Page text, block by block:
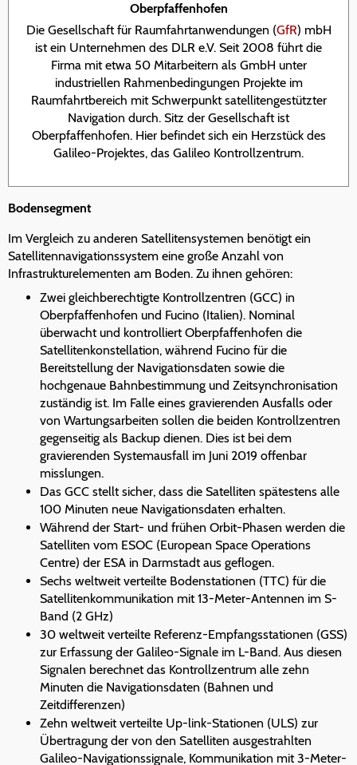
Oberpfaffenhofen
Die Gesellschaft für Raumfahrtanwendungen (GfR) mbH
ist ein Unternehmen des DLR e.V. Seit 2008 führt die
Firma mit etwa 50 Mitarbeitern als GmbH unter
industriellen Rahmenbedingungen Projekte im
Raumfahrtbereich mit Schwerpunkt satellitengestützter
Navigation durch. Sitz der Gesellschaft ist
Oberpfaffenhofen. Hier befindet sich ein Herzstück des
Galileo-Projektes, das Galileo Kontrollzentrum.
Bodensegment
Im Vergleich zu anderen Satellitensystemen benötigt ein
Satellitennavigationssystem eine große Anzahl von
Infrastrukturelementen am Boden. Zu ihnen gehören:
Zwei gleichberechtigte Kontrollzentren (GCC) in
Oberpfaffenhofen und Fucino (Italien). Nominal
überwacht und kontrolliert Oberpfaffenhofen die
Satellitenkonstellation, während Fucino für die
Bereitstellung der Navigationsdaten sowie die
hochgenaue Bahnbestimmung und Zeitsynchronisation
zuständig ist. Im Falle eines gravierenden Ausfalls oder
von Wartungsarbeiten sollen die beiden Kontrollzentren
gegenseitig als Backup dienen. Dies ist bei dem
gravierenden Systemausfall im Juni 2019 offenbar
misslungen.
Das GCC stellt sicher, dass die Satelliten spätestens alle
100 Minuten neue Navigationsdaten erhalten.
Während der Start- und frühen Orbit-Phasen werden die
Satelliten vom ESOC (European Space Operations
Centre) der ESA in Darmstadt aus geflogen.
Sechs weltweit verteilte Bodenstationen (TTC) für die
Satellitenkommunikation mit 13-Meter-Antennen im S-
Band (2 GHz)
30 weltweit verteilte Referenz-Empfangsstationen (GSS)
zur Erfassung der Galileo-Signale im L-Band. Aus diesen
Signalen berechnet das Kontrollzentrum alle zehn
Minuten die Navigationsdaten (Bahnen und
Zeitdifferenzen)
Zehn weltweit verteilte Up-link-Stationen (ULS) zur
Übertragung der von den Satelliten ausgestrahlten
Galileo-Navigationssignale, Kommunikation mit 3-Meter-